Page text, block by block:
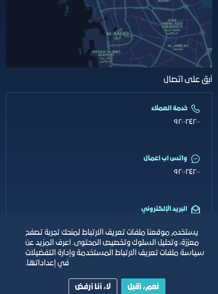
أبق على اتصال
خدمة العملاء
٩٢٠٠٢٤٢٠٠
واتس اب اعمال
٩٢٠٠٢٤٢٠٠
البريد الإلكتروني
يستخدم موقعنا ملفات تعريف الارتباط لمنحك تجربة تصفح
معززة، وتحليل السلوك وتخصيص المحتوى. اعرف المزيد عن
سياسة ملفات تعريف الارتباط المستخدمة وإدارة التفضيلات
في إعداداتها.
نعم، أقبل لا، أنا أرفض